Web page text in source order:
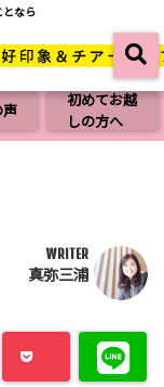
となら
声
初めてお越
しの方へ
WRITER
真弥三浦